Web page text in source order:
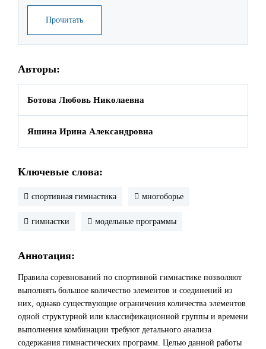
Прочитать
Авторы:
Ботова Любовь Николаевна
Яшина Ирина Александровна
Ключевые слова:
спортивная гимнастика многоборье
гимнастки модельные программы
Аннотация:
Правила соревнований по спортивной гимнастике позволяют
выполнять большое количество элементов и соединений из
них, однако существующие ограничения количества элементов
одной структурной или классификационной группы и времени
выполнения комбинации требуют детального анализа
содержания гимнастических программ. Целью данной работы